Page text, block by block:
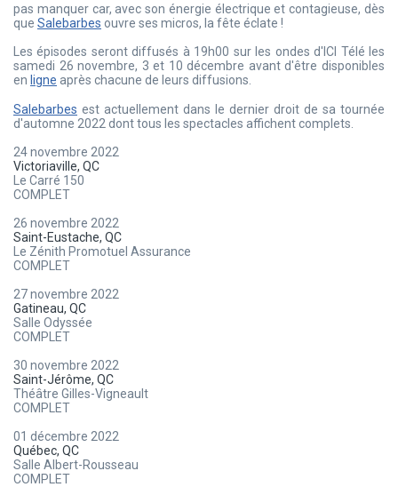
pas manquer car, avec son énergie électrique et contagieuse, dès
que Salebarbes ouvre ses micros, la fête éclate !
Les épisodes seront diffusés à 19h00 sur les ondes d'ICI Télé les
samedi 26 novembre, 3 et 10 décembre avant d'être disponibles
en ligne après chacune de leurs diffusions.
Salebarbes est actuellement dans le dernier droit de sa tournée
d'automne 2022 dont tous les spectacles affichent complets.
24 novembre 2022
Victoriaville, QC
Le Carré 150
COMPLET
26 novembre 2022
Saint-Eustache, QC
Le Zénith Promotuel Assurance
COMPLET
27 novembre 2022
Gatineau, QC
Salle Odyssée
COMPLET
30 novembre 2022
Saint-Jérôme, QC
Théâtre Gilles-Vigneault
COMPLET
01 décembre 2022
Québec, QC
Salle Albert-Rousseau
COMPLET